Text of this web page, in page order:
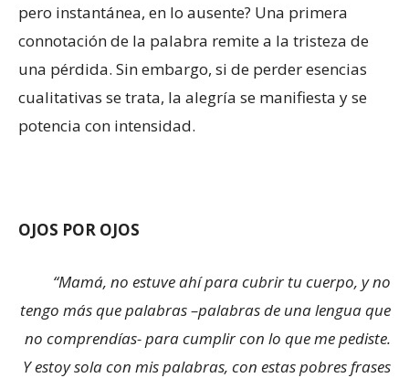
pero instantánea, en lo ausente? Una primera
connotación de la palabra remite a la tristeza de
una pérdida. Sin embargo, si de perder esencias
cualitativas se trata, la alegría se manifiesta y se
potencia con intensidad.
OJOS POR OJOS
“Mamá, no estuve ahí para cubrir tu cuerpo, y no
tengo más que palabras –palabras de una lengua que
no comprendías- para cumplir con lo que me pediste.
Y estoy sola con mis palabras, con estas pobres frases